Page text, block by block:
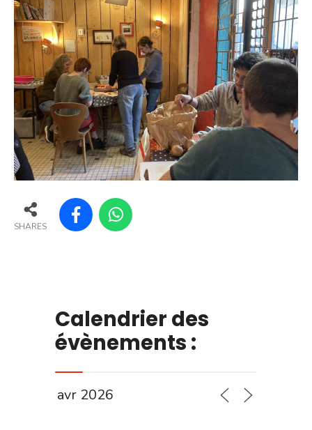
SHARES
Calendrier des
évènements :